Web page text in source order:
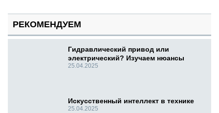
РЕКОМЕНДУЕМ
Гидравлический привод или
электрический? Изучаем нюансы
25.04.2025
Искусственный интеллект в технике
25.04.2025